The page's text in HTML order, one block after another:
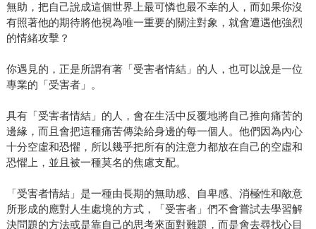
無助，把自己說成這個世界上最可憐也最不幸的人，而如果你沒
有照著他的期待將他視為唯一重要的關注對象，就會遭遇他強烈
的情緒攻擊？
你遇見的，正是所謂有著「受害者情結」的人，也可以說是一位
專業的「受害者」。
具有「受害者情結」的人，會在生活中反覆地將自己推向痛苦的
邊緣，而且會把這種痛苦傳染給身邊的每一個人。他們因為內心
十分空虛和恐懼，所以幾乎把所有的注意力都放在自己的空虛和
恐懼上，並且被一種莫名的焦慮支配。
「受害者情結」是一種由長期的無助感、自卑感、消極性和敵意
所形成的應對人生處境的方式，「受害者」們不會嘗試去學習解
決問題的方法或是靠自己的思考來面對難題，而是會去尋找心目